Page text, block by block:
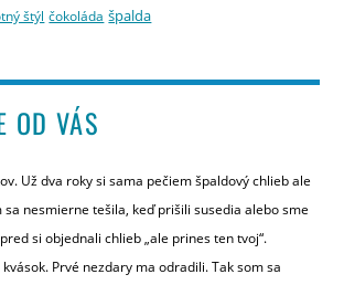
štýl čokoláda špalda
OD VÁS
Už dva roky si sama pečiem špaldový chlieb ale
nesmierne tešila, keď prišili susedia alebo sme
si objednali chlieb „ale prines ten tvoj“.
Prvé nezdary ma odradili. Tak som sa